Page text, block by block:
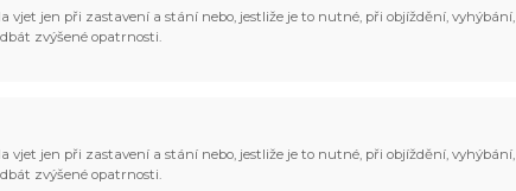
vjet jen při zastavení a stání nebo, jestliže je to nutné, při objíždění, vyhýbání,
zvýšené opatrnosti.
vjet jen při zastavení a stání nebo, jestliže je to nutné, při objíždění, vyhýbání,
zvýšené opatrnosti.